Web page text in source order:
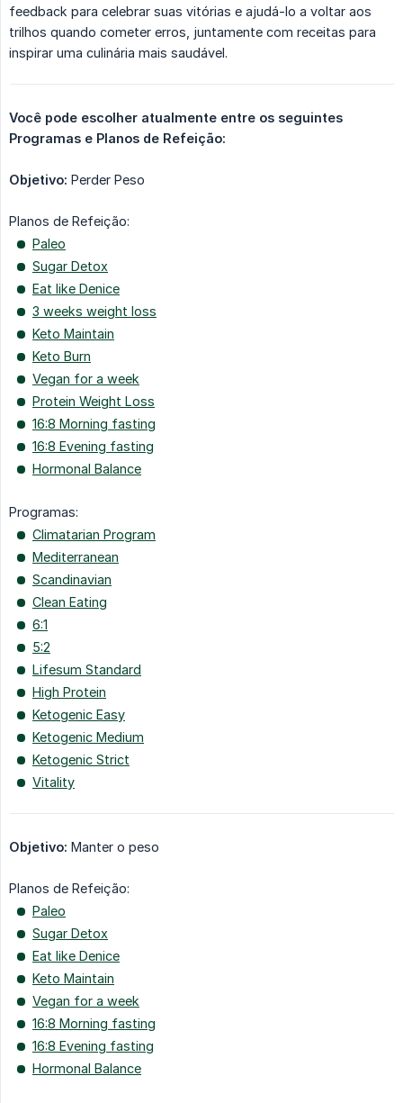
feedback para celebrar suas vitórias e ajudá-lo a voltar aos
trilhos quando cometer erros, juntamente com receitas para
inspirar uma culinária mais saudável.
Você pode escolher atualmente entre os seguintes
Programas e Planos de Refeição:
Objetivo: Perder Peso
Planos de Refeição:
Paleo
Sugar Detox
Eat like Denice
3 weeks weight loss
Keto Maintain
Keto Burn
Vegan for a week
Protein Weight Loss
16:8 Morning fasting
16:8 Evening fasting
Hormonal Balance
Programas:
Climatarian Program
Mediterranean
Scandinavian
Clean Eating
6:1
5:2
Lifesum Standard
High Protein
Ketogenic Easy
Ketogenic Medium
Ketogenic Strict
Vitality
Objetivo: Manter o peso
Planos de Refeição:
Paleo
Sugar Detox
Eat like Denice
Keto Maintain
Vegan for a week
16:8 Morning fasting
16:8 Evening fasting
Hormonal Balance